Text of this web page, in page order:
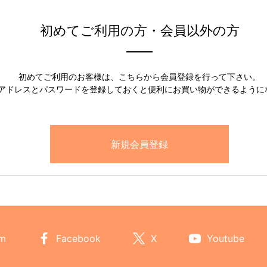
初めてご利用の方・会員以外の方
初めてご利用のお客様は、こちらから会員登録を行って下さい。
ドレスとパスワードを登録しておくと便利にお買い物ができるよう
Facebook X Youtube